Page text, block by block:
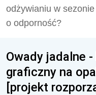
odżywianiu w
o odporność?
Owady jadalne
graficzny na
[projekt